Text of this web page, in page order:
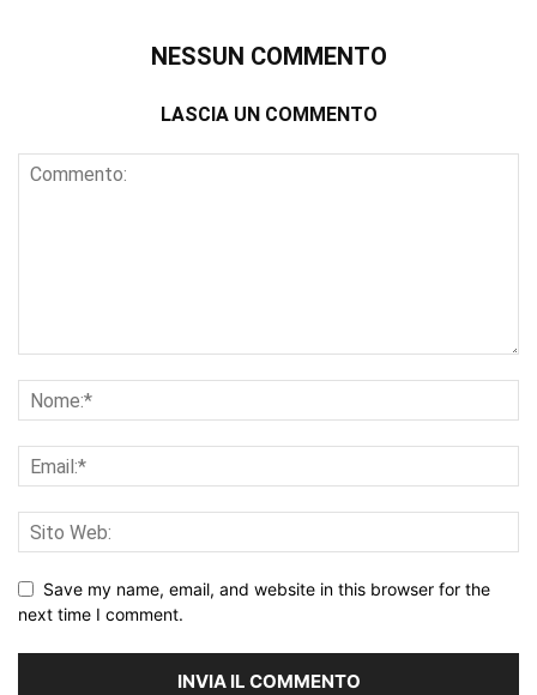
NESSUN COMMENTO
LASCIA UN COMMENTO
Save my name, email, and website in this browser for the
next time I comment.